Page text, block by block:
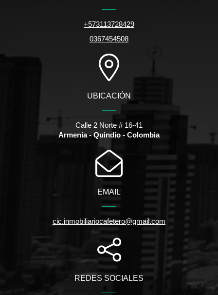
+573113728429
0367454508
UBICACIÓN
Calle 2 Norte # 16-41
Armenia - Quindío - Colombia
EMAIL
cic.inmobiliariocafetero@gmail.com
REDES SOCIALES